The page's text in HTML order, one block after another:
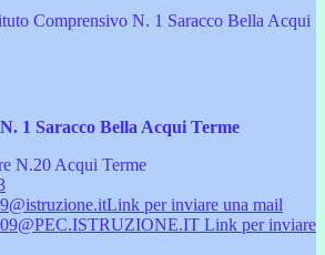
Comprensivo N. 1 Saracco Bella Acqui
1 Saracco Bella Acqui Terme
N.20 Acqui Terme
Link per inviare una mail
Link per inviare